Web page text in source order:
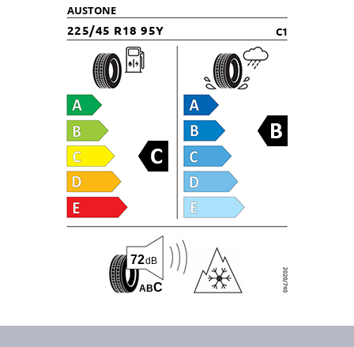
AUSTONE
225/45 R18 95Y C1
ABC
72dB